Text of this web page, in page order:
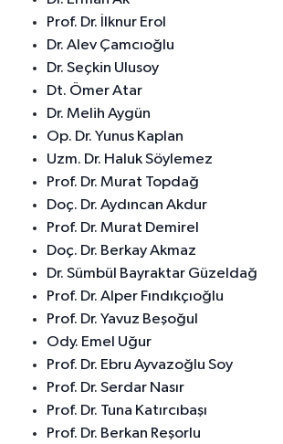
Prof. Dr. İlknur Erol
Dr. Alev Çamcıoğlu
Dr. Seçkin Ulusoy
Dt. Ömer Atar
Dr. Melih Aygün
Op. Dr. Yunus Kaplan
Uzm. Dr. Haluk Söylemez
Prof. Dr. Murat Topdağ
Doç. Dr. Aydıncan Akdur
Prof. Dr. Murat Demirel
Doç. Dr. Berkay Akmaz
Dr. Sümbül Bayraktar Güzeldağ
Prof. Dr. Alper Fındıkçıoğlu
Prof. Dr. Yavuz Beşoğul
Ody. Emel Uğur
Prof. Dr. Ebru Ayvazoğlu Soy
Prof. Dr. Serdar Nasır
Prof. Dr. Tuna Katırcıbaşı
Prof. Dr. Berkan Reşorlu